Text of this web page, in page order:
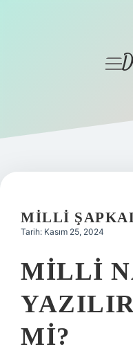
Gizlilik Politikası
Yasal Uyarı
MILLI
Tarih: Kasım 25, 2024
MILLI
MI?